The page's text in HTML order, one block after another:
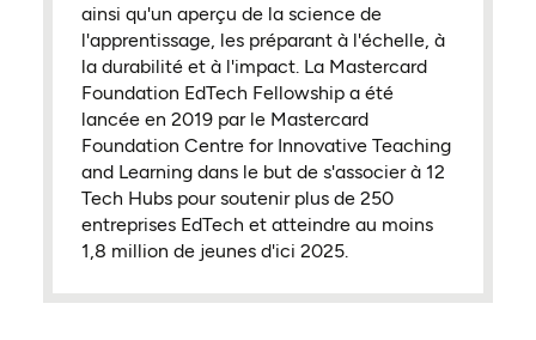
ainsi qu'un aperçu de la science de
l'apprentissage, les préparant à l'échelle, à
la durabilité et à l'impact. La Mastercard
Foundation EdTech Fellowship a été
lancée en 2019 par le Mastercard
Foundation Centre for Innovative Teaching
and Learning dans le but de s'associer à 12
Tech Hubs pour soutenir plus de 250
entreprises EdTech et atteindre au moins
1,8 million de jeunes d'ici 2025.